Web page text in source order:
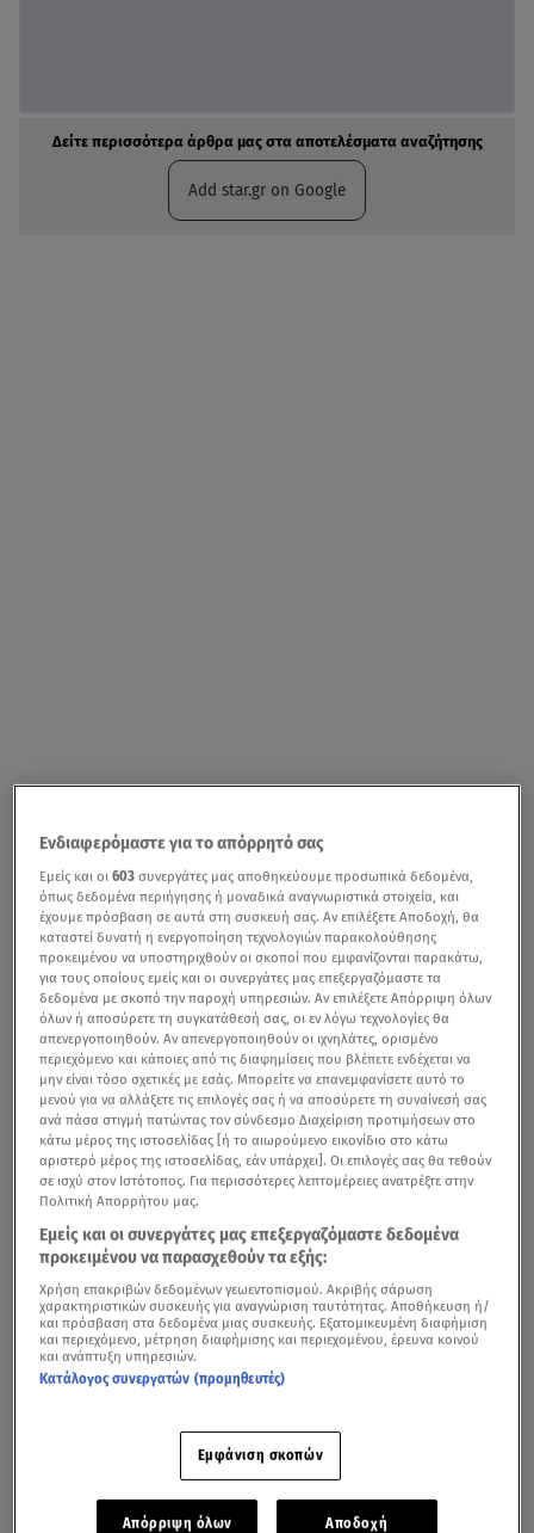
Δείτε περισσότερα άρθρα μας στα αποτελέσματα αναζήτησης
Add star.gr on Google
Ενδιαφερόμαστε για το απόρρητό σας
Εμείς και οι603 συνεργάτες μας αποθηκεύουμε προσωπικά δεδομένα,
όπως δεδομένα περιήγησης ή μοναδικά αναγνωριστικά στοιχεία, και
έχουμε πρόσβαση σε αυτά στη συσκευή σας. Αν επιλέξετε Αποδοχή, θα
καταστεί δυνατή η ενεργοποίηση τεχνολογιών παρακολούθησης
προκειμένου να υποστηριχθούν οι σκοποί που εμφανίζονται παρακάτω,
για τους οποίους εμείς και οι συνεργάτες μας επεξεργαζόμαστε τα
δεδομένα με σκοπό την παροχή υπηρεσιών. Αν επιλέξετε Απόρριψη όλων
όλων ή αποσύρετε τη συγκατάθεσή σας, οι εν λόγω τεχνολογίες θα
απενεργοποιηθούν. Αν απενεργοποιηθούν οι ιχνηλάτες, ορισμένο
περιεχόμενο και κάποιες από τις διαφημίσεις που βλέπετε ενδέχεται να
μην είναι τόσο σχετικές με εσάς. Μπορείτε να επανεμφανίσετε αυτό το
μενού για να αλλάξετε τις επιλογές σας ή να αποσύρετε τη συναίνεσή σας
ανά πάσα στιγμή πατώντας τον σύνδεσμο Διαχείριση προτιμήσεων στο
κάτω μέρος της ιστοσελίδας [ή το αιωρούμενο εικονίδιο στο κάτω
αριστερό μέρος της ιστοσελίδας, εάν υπάρχει]. Οι επιλογές σας θα τεθούν
σε ισχύ στον Ιστότοπος. Για περισσότερες λεπτομέρειες ανατρέξτε στην
Πολιτική Απορρήτου μας.
Εμείς και οι συνεργάτες μας επεξεργαζόμαστε δεδομένα
προκειμένου να παρασχεθούν τα εξής:
Χρήση επακριβών δεδομένων γεωεντοπισμού. Ακριβής σάρωση
χαρακτηριστικών συσκευής για αναγνώριση ταυτότητας. Αποθήκευση ή/
και πρόσβαση στα δεδομένα μιας συσκευής. Εξατομικευμένη διαφήμιση
και περιεχόμενο, μέτρηση διαφήμισης και περιεχομένου, έρευνα κοινού
και ανάπτυξη υπηρεσιών.
Κατάλογος συνεργατών (προμηθευτές)
Εμφάνιση σκοπών
Απόρριψη όλων Αποδοχή